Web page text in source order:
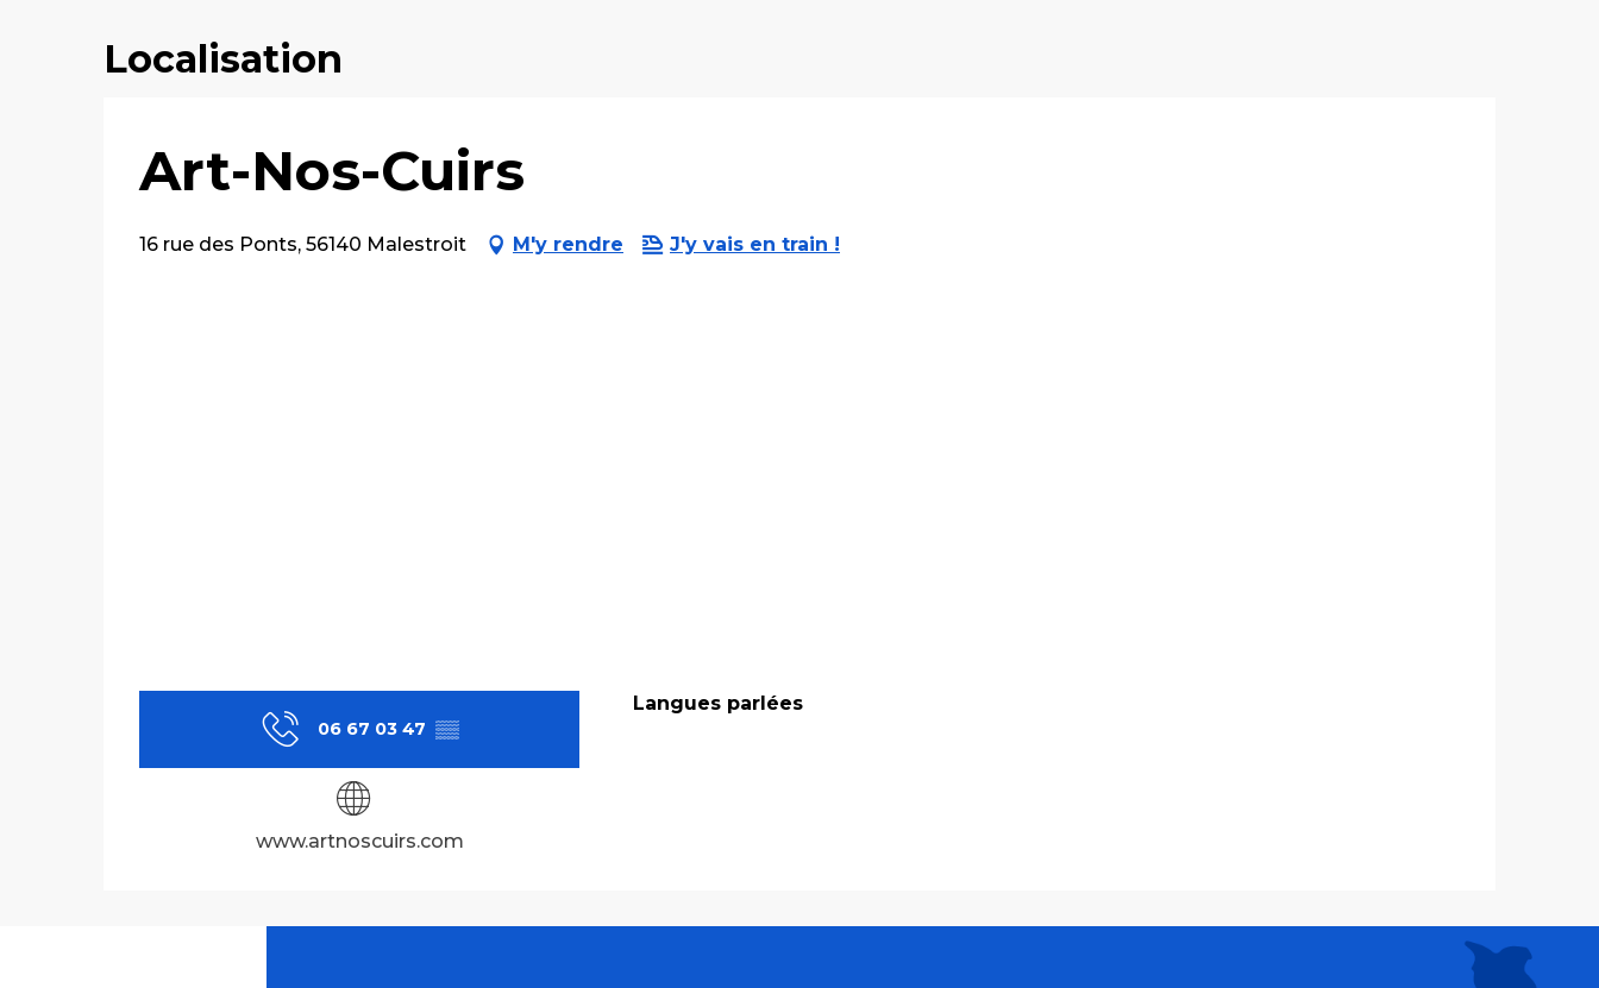
Localisation
Art-Nos-Cuirs
16 rue des Ponts, 56140 Malestroit M'y rendre J'y vais en train !
06 67 03 47 ▒▒
www.artnoscuirs.com
Langues parlées
Langues parlées